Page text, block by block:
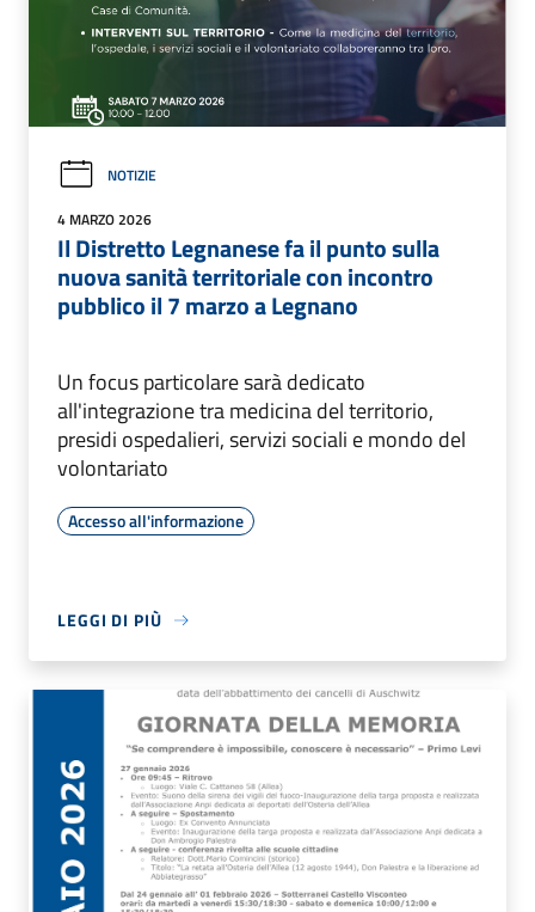
NOTIZIE
4 MARZO 2026
Il Distretto Legnanese fa il punto sulla
nuova sanità territoriale con incontro
pubblico il 7 marzo a Legnano
Un focus particolare sarà dedicato
all'integrazione tra medicina del territorio,
presidi ospedalieri, servizi sociali e mondo del
volontariato
Accesso all'informazione
LEGGI DI PIÙ